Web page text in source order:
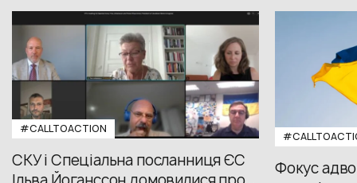
#CALLTOACTION
СКУ і Спеціальна посланниця ЄС
Фокус